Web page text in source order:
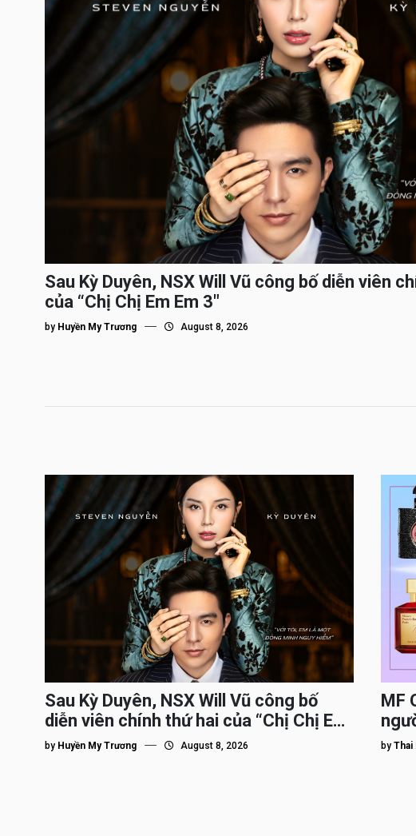
Sau Kỳ Duyên, NSX Will Vũ công bố diễn viên
của “Chị Chị Em Em 3″
by Huyền My Trương August 8, 2026
Sau Kỳ Duyên, NSX Will Vũ công bố
diễn viên chính thứ hai của “Chị Chị Em
Em 3″
by Huyền My Trương August 8, 2026
MF
by Thai